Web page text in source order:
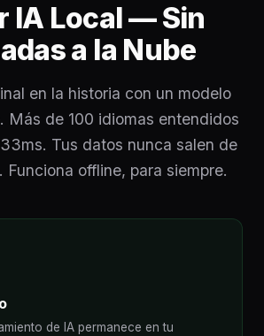
IA Local — Sin
a la Nube
en la historia con un modelo
Más de 100 idiomas entendidos
Tus datos nunca salen de
offline, para siempre.
de IA permanece en tu